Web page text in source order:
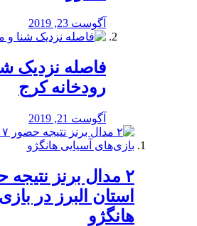
آگوست 23, 2019
️فاصله نزدیک
رودخانه کرج
آگوست 21, 2019
استان البرز در
هانگژو